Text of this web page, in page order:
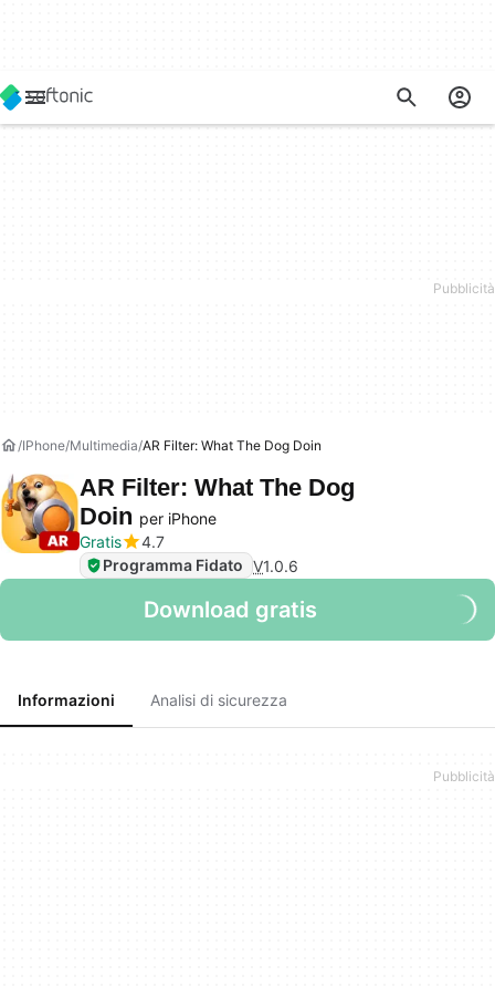
IPhone Multimedia AR Filter: What The Dog Doin
AR Filter: What The Dog
Doin per iPhone
Gratis
4.7
Programma Fidato V1.0.6
Download gratis
Informazioni Analisi di sicurezza